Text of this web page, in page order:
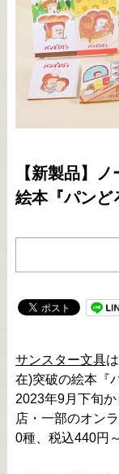
【新製品】
絵本『パンど
サンスター文具
在)突破の絵本『
2023年9月下旬
店・一部のオン
0種、税込440円